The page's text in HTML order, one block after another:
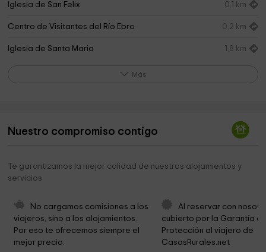
Iglesia de San Felix 0,1 km
Centro de Visitantes del Río Ebro 0,2 km
Iglesia de Santa Maria 1,8 km
Recreacion Pueblo Cantabro Edad Hierro
Cementerio Público 2,4 km
Ermita de la Virgen de los Cajigales
Parque Arqueológico Poblado Cantabro
Feria de ganado Espililla
Ayuntamiento de Hermandad de Campoo de Suso 3,1 km
Más
Nuestro compromiso contigo
Te garantizamos la mejor calidad de nuestros alojamientos y
servicios
No cargamos comisiones a los
viajeros, sino a los alojamientos.
Por eso te ofrecemos siempre el
mejor precio.
Al reservar con
cubierto por la Garantía
Protección al viajero de
CasasRurales.net